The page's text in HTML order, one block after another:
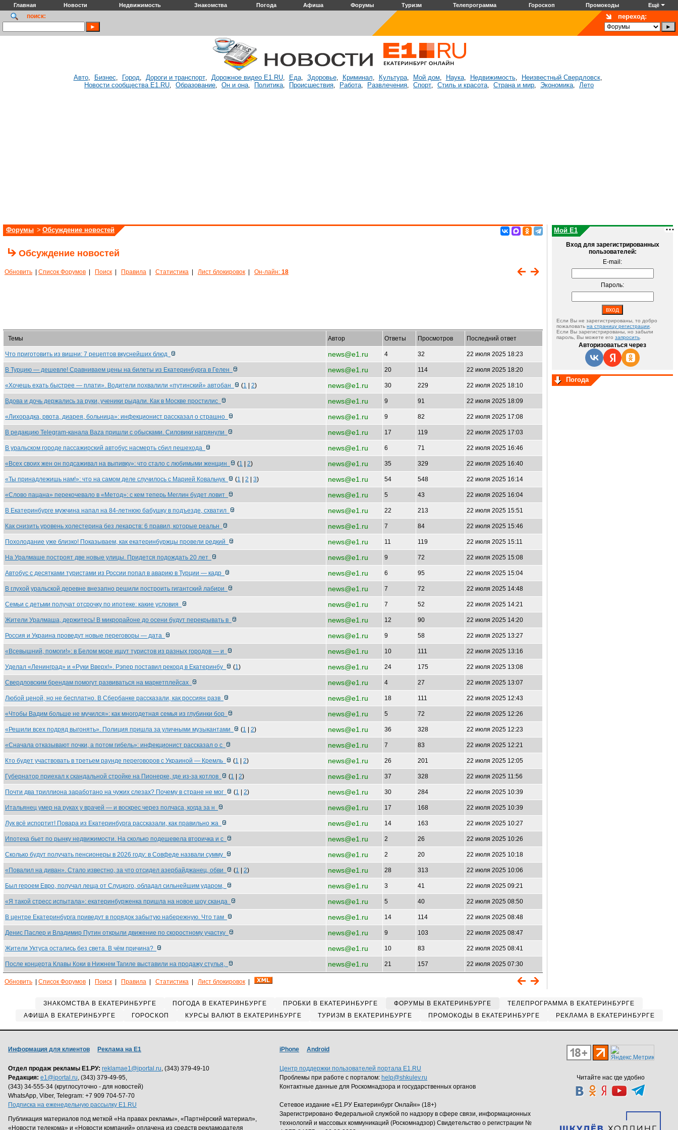
Главная Новости Недвижимость Знакомства Погода Афиша Форумы Туризм Телепрограмма Гороскоп Промокоды Ещё
поиск: переход:
Авто, Бизнес, Город, Дороги и транспорт, Дорожное видео E1.RU, Еда, Здоровье, Криминал, Культура, Мой дом, Наука, Недвижимость, Неизвестный Свердловск,
Новости сообщества E1.RU, Образование, Он и она, Политика, Происшествия, Работа, Развлечения, Спорт, Стиль и красота, Страна и мир, Экономика, Лето
Форумы > Обсуждение новостей
Обсуждение новостей
Обновить Список Форумов Поиск Правила Статистика Лист блокировок Он-лайн: 18
Темы Автор Ответы Просмотров Последний ответ
Что приготовить из вишни: 7 рецептов вкуснейших блюд news@e1.ru 4 32 22 июля 2025 18:23
В Турцию — дешевле! Сравниваем цены на билеты из Екатеринбурга в Гелен news@e1.ru 20 114 22 июля 2025 18:20
«Хочешь ехать быстрее — плати». Водители похвалили «путинский» автобан (1 2) news@e1.ru 30 229 22 июля 2025 18:10
Вдова и дочь держались за руки, ученики рыдали. Как в Москве простилис news@e1.ru 9 91 22 июля 2025 18:09
«Лихорадка, рвота, диарея, больница»: инфекционист рассказал о страшно news@e1.ru 9 82 22 июля 2025 17:08
В редакцию Telegram-канала Baza пришли с обысками. Силовики нагрянули news@e1.ru 17 119 22 июля 2025 17:03
В уральском городе пассажирский автобус насмерть сбил пешехода news@e1.ru 6 71 22 июля 2025 16:46
«Всех своих жен он подсаживал на выпивку»: что стало с любимыми женщин (1 2) news@e1.ru 35 329 22 июля 2025 16:40
«Ты принадлежишь нам!»: что на самом деле случилось с Марией Ковальчук (1 2 3) news@e1.ru 54 548 22 июля 2025 16:14
«Слово пацана» перекочевало в «Метод»: с кем теперь Меглин будет ловит news@e1.ru 5 43 22 июля 2025 16:04
В Екатеринбурге мужчина напал на 84-летнюю бабушку в подъезде, схватил news@e1.ru 22 213 22 июля 2025 15:51
Как снизить уровень холестерина без лекарств: 6 правил, которые реальн news@e1.ru 7 84 22 июля 2025 15:46
Похолодание уже близко! Показываем, как екатеринбуржцы провели редкий news@e1.ru 11 119 22 июля 2025 15:11
На Уралмаше построят две новые улицы. Придется подождать 20 лет news@e1.ru 9 72 22 июля 2025 15:08
Автобус с десятками туристами из России попал в аварию в Турции — кадр news@e1.ru 6 95 22 июля 2025 15:04
В глухой уральской деревне внезапно решили построить гигантский лабири news@e1.ru 7 72 22 июля 2025 14:48
Семьи с детьми получат отсрочку по ипотеке: какие условия news@e1.ru 7 52 22 июля 2025 14:21
Жители Уралмаша, держитесь! В микрорайоне до осени будут перекрывать в news@e1.ru 12 90 22 июля 2025 14:20
Россия и Украина проведут новые переговоры — дата news@e1.ru 9 58 22 июля 2025 13:27
«Всевышний, помоги!»: в Белом море ищут туристов из разных городов — и news@e1.ru 10 111 22 июля 2025 13:16
Уделал «Ленинград» и «Руки Вверх!». Рэпер поставил рекорд в Екатеринбу (1) news@e1.ru 24 175 22 июля 2025 13:08
Свердловским брендам помогут развиваться на маркетплейсах news@e1.ru 4 27 22 июля 2025 13:07
Любой ценой, но не бесплатно. В Сбербанке рассказали, как россиян разв news@e1.ru 18 111 22 июля 2025 12:43
«Чтобы Вадим больше не мучился»: как многодетная семья из глубинки бор news@e1.ru 5 72 22 июля 2025 12:26
«Решили всех подряд выгонять». Полиция пришла за уличными музыкантами (1 2) news@e1.ru 36 328 22 июля 2025 12:23
«Сначала отказывают почки, а потом гибель»: инфекционист рассказал о с news@e1.ru 7 83 22 июля 2025 12:21
Кто будет участвовать в третьем раунде переговоров с Украиной — Кремль (1 2) news@e1.ru 26 201 22 июля 2025 12:05
Губернатор приехал к скандальной стройке на Пионерке, где из-за котлов (1 2) news@e1.ru 37 328 22 июля 2025 11:56
Почти два триллиона заработано на чужих слезах? Почему в стране не мог (1 2) news@e1.ru 30 284 22 июля 2025 10:39
Итальянец умер на руках у врачей — и воскрес через полчаса, когда за н news@e1.ru 17 168 22 июля 2025 10:39
Лук всё испортит! Повара из Екатеринбурга рассказали, как правильно жа news@e1.ru 14 163 22 июля 2025 10:27
Ипотека бьет по рынку недвижимости. На сколько подешевела вторичка и с news@e1.ru 2 26 22 июля 2025 10:26
Сколько будут получать пенсионеры в 2026 году: в Совфеде назвали сумму news@e1.ru 2 20 22 июля 2025 10:18
«Повалил на диван». Стало известно, за что отсидел азербайджанец, обви (1 2) news@e1.ru 28 313 22 июля 2025 10:06
Был героем Евро, получал леща от Слуцкого, обладал сильнейшим ударом, news@e1.ru 3 41 22 июля 2025 09:21
«Я такой стресс испытала»: екатеринбурженка пришла на новое шоу сканда news@e1.ru 5 40 22 июля 2025 08:50
В центре Екатеринбурга приведут в порядок забытую набережную. Что там news@e1.ru 14 114 22 июля 2025 08:48
Денис Паслер и Владимир Путин открыли движение по скоростному участку news@e1.ru 9 103 22 июля 2025 08:47
Жители Уктуса остались без света. В чём причина? news@e1.ru 10 83 22 июля 2025 08:41
После концерта Клавы Коки в Нижнем Тагиле выставили на продажу стулья, news@e1.ru 21 157 22 июля 2025 07:30
Обновить Список Форумов Поиск Правила Статистика Лист блокировок
Мой E1
Вход для зарегистрированных
пользователей:
E-mail:
Пароль:
Если Вы не зарегистрированы, то добро
пожаловать на страницу регистрации
Если Вы зарегистрированы, но забыли
пароль, Вы можете его запросить
Авторизоваться через
Погода
ЗНАКОМСТВА В ЕКАТЕРИНБУРГЕ ПОГОДА В ЕКАТЕРИНБУРГЕ ПРОБКИ В ЕКАТЕРИНБУРГЕ ФОРУМЫ В ЕКАТЕРИНБУРГЕ
ТЕЛЕПРОГРАММА В ЕКАТЕРИНБУРГЕ
АФИША В ЕКАТЕРИНБУРГЕ
ГОРОСКОП КУРСЫ ВАЛЮТ В ЕКАТЕРИНБУРГЕ ТУРИЗМ В ЕКАТЕРИНБУРГЕ ПРОМОКОДЫ В ЕКАТЕРИНБУРГЕ РЕКЛАМА В ЕКАТЕРИНБУРГЕ
Читайте нас где удобно
Информация для клиентов Реклама на Е1
Отдел продаж рекламы Е1.РУ: reklamae1@iportal.ru, (343) 379-49-10
Редакция: e1@iportal.ru, (343) 379-49-95,
(343) 34-555-34 (круглосуточно - для новостей)
WhatsApp, Viber, Telegram: +7 909 704-57-70
Подписка на еженедельную рассылку E1.RU
Публикация материалов под меткой «На правах рекламы», «Партнёрский материал»,
«Новости телекома» и «Новости компаний» оплачена из средств рекламодателя
iPhone Android
Центр поддержки пользователей портала E1.RU
Проблемы при работе с порталом: help@shkulev.ru
Контактные данные для Роскомнадзора и государственных органов
Сетевое издание «Е1.РУ Екатеринбург Онлайн» (18+)
Зарегистрировано Федеральной службой по надзору в сфере связи, информационных
технологий и массовых коммуникаций (Роскомнадзор) Свидетельство о регистрации №